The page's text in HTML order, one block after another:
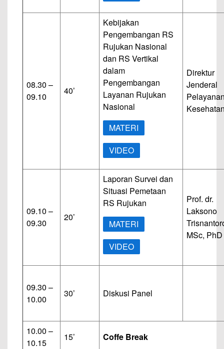
08.30 –
09.10
40’
Kebijakan
Pengembangan RS
Rujukan Nasional
dan RS Vertikal
dalam
Pengembangan
Layanan Rujukan
Nasional
MATERI
VIDEO
Direktur
Jenderal
09.10 –
09.30
20’
Laporan Survei dan
Situasi Pemetaan
RS Rujukan
MATERI
VIDEO
Prof. dr.
Laksono
MSc, PhD
09.30 –
10.00
30’ Diskusi Panel
10.00 –
10.15
15’ Coffe Break